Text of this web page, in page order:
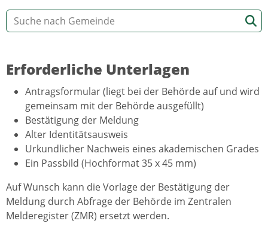
Erforderliche Unterlagen
Antragsformular (liegt bei der Behörde auf und wird
gemeinsam mit der Behörde ausgefüllt)
Bestätigung der Meldung
Alter Identitätsausweis
Urkundlicher Nachweis eines akademischen Grades
Ein Passbild (Hochformat 35 x 45 mm)
Auf Wunsch kann die Vorlage der Bestätigung der
Meldung durch Abfrage der Behörde im Zentralen
Melderegister (ZMR) ersetzt werden.